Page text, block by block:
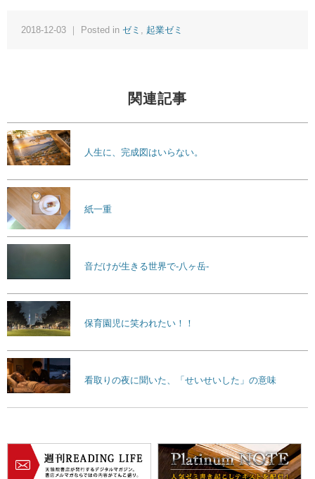
2018-12-03 ｜ Posted in ゼミ 起業ゼミ
関連記事
人生に、完成図はいらない。
紙一重
音だけが生きる世界で-八ヶ岳-
保育園児に笑われたい！！
看取りの夜に聞いた、「せいせいした」の意味